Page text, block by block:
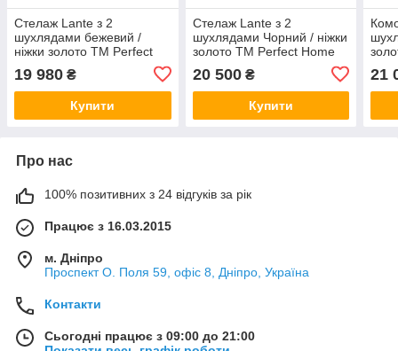
Стелаж Lante з 2
шухлядами бежевий /
ніжки золото ТМ Perfect
19 980 ₴
Купити
Стелаж Lante з 2
шухлядами Чорний / ніжки
золото ТМ Perfect Home
20 500₴
Купити
21
Про нас
100% позитивних з 24 відгуків за рік
Працює з 16.03.2015
м. Дніпро
Проспект О. Поля 59, офіс 8, Дніпро, Україна
Контакти
Сьогодні працює з 09:00 до 21:00